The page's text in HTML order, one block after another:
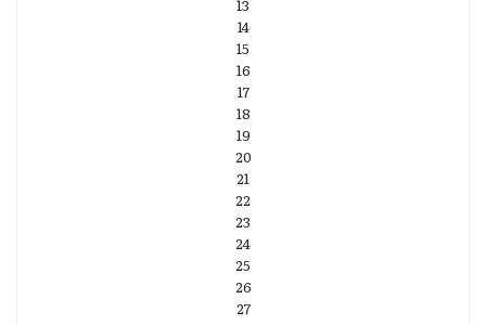
13
14
15
16
17
18
19
20
21
22
23
24
25
26
27